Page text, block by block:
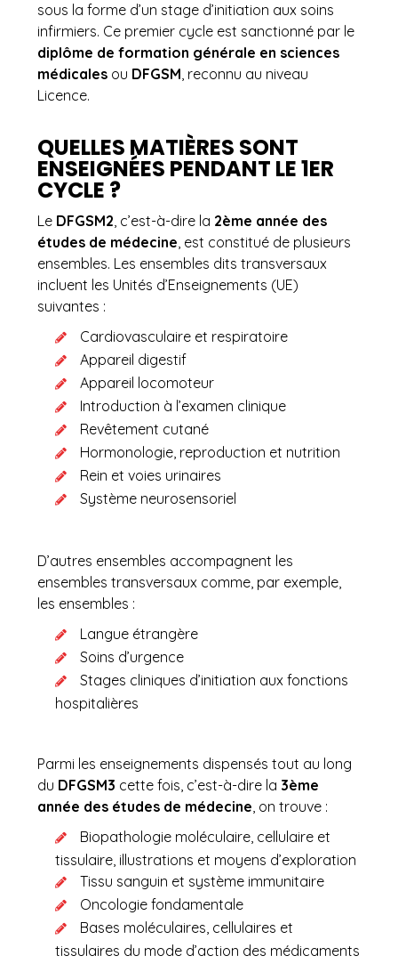
sous la forme d’un stage d’initiation aux soins
infirmiers. Ce premier cycle est sanctionné par le
diplôme de formation générale en sciences
médicales ou DFGSM, reconnu au niveau
Licence.
QUELLES MATIÈRES SONT
ENSEIGNÉES PENDANT LE 1ER
CYCLE ?
Le DFGSM2, c’est-à-dire la 2ème année des
études de médecine, est constitué de plusieurs
ensembles. Les ensembles dits transversaux
incluent les Unités d’Enseignements (UE)
suivantes :
Cardiovasculaire et respiratoire
Appareil digestif
Appareil locomoteur
Introduction à l’examen clinique
Revêtement cutané
Hormonologie, reproduction et nutrition
Rein et voies urinaires
Système neurosensoriel
D’autres ensembles accompagnent les
ensembles transversaux comme, par exemple,
les ensembles :
Langue étrangère
Soins d’urgence
Stages cliniques d’initiation aux fonctions
hospitalières
Parmi les enseignements dispensés tout au long
du DFGSM3 cette fois, c’est-à-dire la 3ème
année des études de médecine, on trouve :
Biopathologie moléculaire, cellulaire et
tissulaire, illustrations et moyens d’exploration
Tissu sanguin et système immunitaire
Oncologie fondamentale
Bases moléculaires, cellulaires et
tissulaires du mode d’action des médicaments